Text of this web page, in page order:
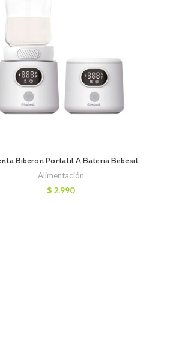
Biberon Portatil A Bateria Bebesit
Alimentación
$ 2.990